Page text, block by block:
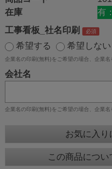
在庫
有
工事看板_社名印刷
希望する
希望しない
企業名の印刷(無料)をご希望の場合、企業名
会社名
企業名の印刷(無料)をご希望の場合、企業名
お気に入り
この商品につ